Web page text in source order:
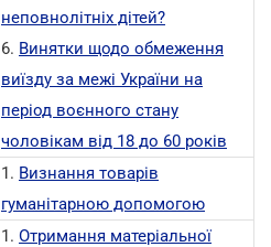
неповнолітніх дітей?
6. Винятки щодо обмеження
виїзду за межі України на
період воєнного стану
чоловікам від 18 до 60 років
1. Визнання товарів
гуманітарною допомогою
1. Отримання матеріальної